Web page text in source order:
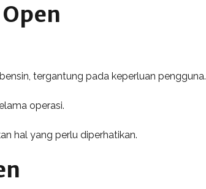
tergantung pada keperluan pengguna.
operasi.
hal yang perlu diperhatikan.